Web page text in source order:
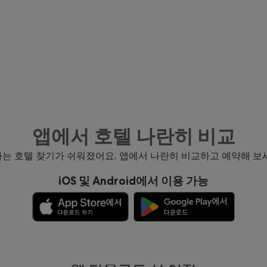
앱에서 호텔 나란히 비교
호텔 찾기가 쉬워졌어요. 앱에서 나란히 비교하고 예약해 보
iOS 및 Android에서 이용 가능